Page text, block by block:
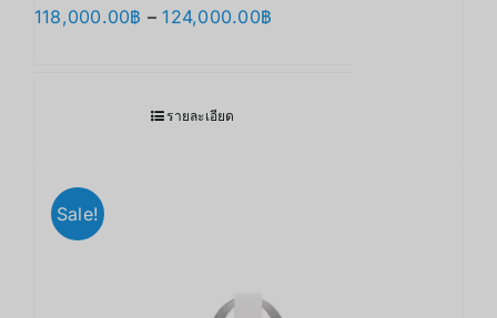
118,000.00฿ – 124,000.00฿
รายละเอียด
Sale!